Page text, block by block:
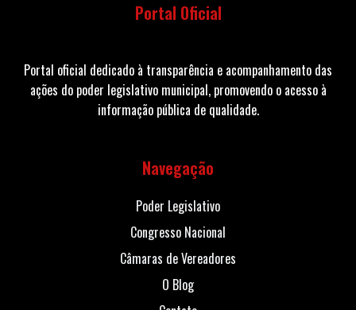
Portal Oficial
Portal oficial dedicado à transparência e acompanhamento das
ações do poder legislativo municipal, promovendo o acesso à
informação pública de qualidade.
Navegação
Poder Legislativo
Congresso Nacional
Câmaras de Vereadores
O Blog